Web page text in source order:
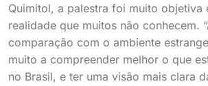
Quimitol, a palestra foi muito objetiva
realidade que muitos não conhecem.
comparação com o ambiente
muito a compreender melhor o que
no Brasil, e ter uma visão mais clara